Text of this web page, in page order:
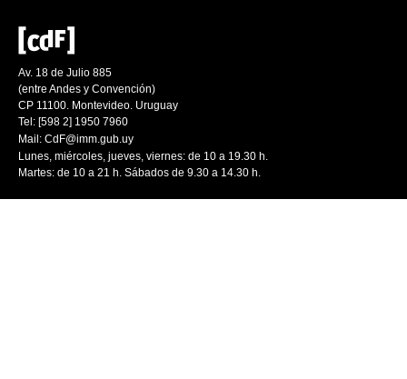
Av. 18 de Julio 885
(entre Andes y Convención)
CP 11100. Montevideo. Uruguay
Tel: [598 2] 1950 7960
Mail: CdF@imm.gub.uy
Lunes, miércoles, jueves, viernes: de 10 a 19.30 h.
Martes: de 10 a 21 h. Sábados de 9.30 a 14.30 h.